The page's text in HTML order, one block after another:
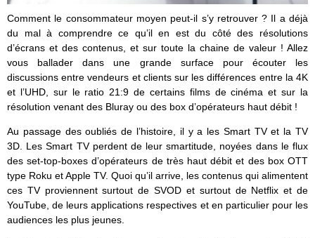
Comment le consommateur moyen peut-il s’y retrouver ? Il a déjà
du mal à comprendre ce qu’il en est du côté des résolutions
d’écrans et des contenus, et sur toute la chaine de valeur ! Allez
vous ballader dans une grande surface pour écouter les
discussions entre vendeurs et clients sur les différences entre la 4K
et l’UHD, sur le ratio 21:9 de certains films de cinéma et sur la
résolution venant des Bluray ou des box d’opérateurs haut débit !
Au passage des oubliés de l’histoire, il y a les Smart TV et la TV
3D. Les Smart TV perdent de leur smartitude, noyées dans le flux
des set-top-boxes d’opérateurs de très haut débit et des box OTT
type Roku et Apple TV. Quoi qu’il arrive, les contenus qui alimentent
ces TV proviennent surtout de SVOD et surtout de Netflix et de
YouTube, de leurs applications respectives et en particulier pour les
audiences les plus jeunes.